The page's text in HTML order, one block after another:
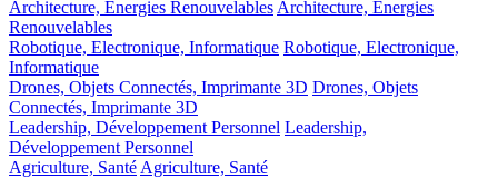
Architecture, Energies RenouvelablesArchitecture, Energies
Renouvelables
Robotique, Electronique, Informatique Robotique, Electronique,
Informatique
Drones, Objets Connectés, Imprimante 3D Drones, Objets
Connectés, Imprimante 3D
Leadership, Développement Personnel Leadership,
Développement Personnel
Agriculture, SantéAgriculture, Santé